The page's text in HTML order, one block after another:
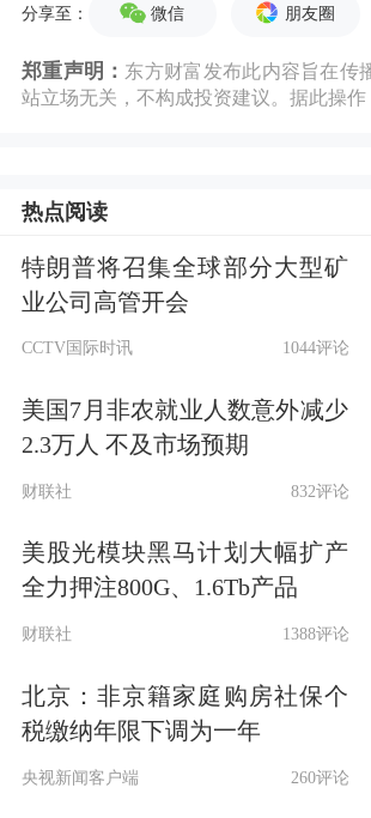
元，上涨20.00%，其次是
方华创，收盘价分别为
资金流向上，今日创新高股
净流入的有65只，净流入资
海光信息、
、和
入资金分别为14.60亿元
5.75亿元；主力资金净流
净流出资金较多的有
农业
创、华懋科技 等，净流
1.64亿元、1.37亿元、
804.89亿元，平均流通市
元，A股总市值较高的有
分享至： 微信 朋友圈
郑重声明： 东方财富发布此内容旨在传
站立场无关，不构成投资建议。据此操作
热点阅读
特朗普将召集全球部分大型矿
业公司高管开会
CCTV国际时讯 1044评论
美国7月非农就业人数意外减少
2.3万人 不及市场预期
财联社 832评论
美股光模块黑马计划大幅扩产
全力押注800G、1.6Tb产品
财联社 1388评论
北京：非京籍家庭购房社保个
税缴纳年限下调为一年
央视新闻客户端 260评论